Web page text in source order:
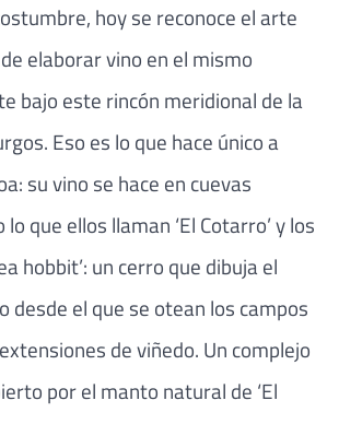
hoy se reconoce el arte
elaborar vino en el mismo
bajo este rincón meridional de la
Eso es lo que hace único a
su vino se hace en cuevas
que ellos llaman ‘El Cotarro’ y los
hobbit’: un cerro que dibuja el
desde el que se otean los campos
de viñedo. Un complejo
por el manto natural de ‘El